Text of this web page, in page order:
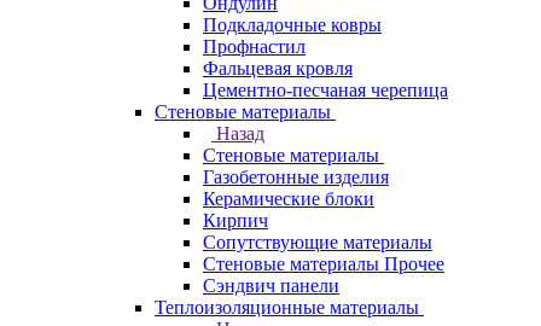
Подкладочные ковры
Профнастил
Фальцевая кровля
Цементно-песчаная черепица
Стеновые материалы
Назад
Стеновые материалы
Газобетонные изделия
Керамические блоки
Кирпич
Сопутствующие материалы
Стеновые материалы Прочее
Сэндвич панели
Теплоизоляционные материалы